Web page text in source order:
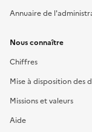
Annuaire de
Nous connaître
Chiffres
Mise à disposition des
Missions et valeurs
Aide